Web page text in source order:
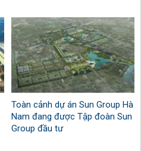
Toàn cảnh dự án Sun Group Hà
Nam đang được Tập đoàn Sun
Group đầu tư